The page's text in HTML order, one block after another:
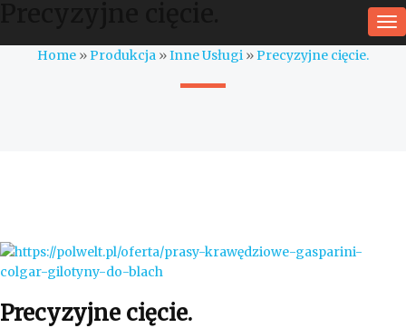
Home »Produkcja »Inne Usługi »Precyzyjne cięcie.
Precyzyjne cięcie.